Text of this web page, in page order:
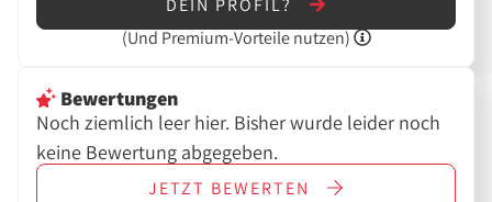
(Und Premium-Vorteile nutzen)
Bewertungen
Noch ziemlich leer hier. Bisher wurde leider noch
keine Bewertung abgegeben.
JETZT BEWERTEN